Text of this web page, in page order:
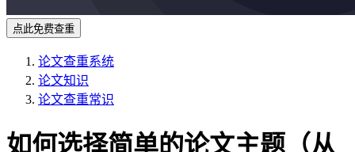
点此免费查重
论文查重系统
论文知识
论文查重常识
如何选择简单的论文主题（从